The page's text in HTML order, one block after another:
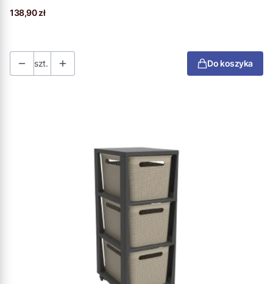
Cena
138,90 zł
szt. Do koszyka